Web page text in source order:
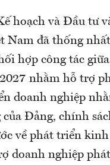
hoạch và Đầu tư
Nam đã thống
hợp công tác
nhằm hỗ trợ
doanh nghiệp
Đảng, chính
về phát triển kinh
doanh nghiệp